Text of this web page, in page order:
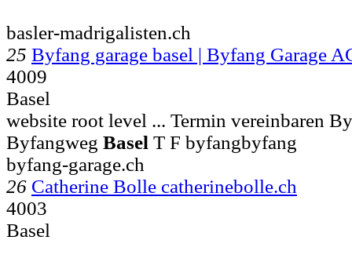
basler-madrigalisten.ch
25 Byfang garage basel | Byfang Garage
4009
Basel
website root level ... Termin vereinbaren
Byfangweg Basel T F byfangbyfang
byfang-garage.ch
26 Catherine Bolle catherinebolle.ch
4003
Basel